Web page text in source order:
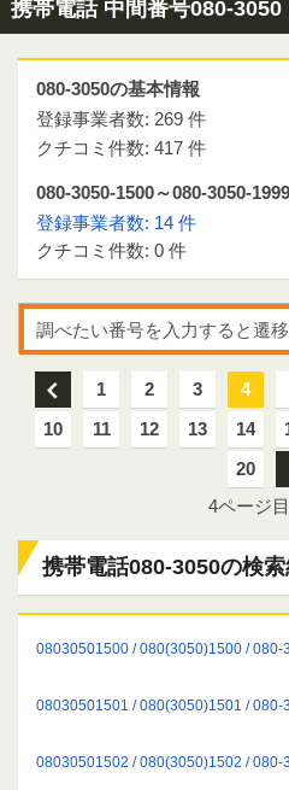
携帯電話 中間番号080-3050
080-3050の基本情報
登録事業者数: 269 件
クチコミ件数: 417 件
080-3050-1500～080-3050-
登録事業者数: 14 件
クチコミ件数: 0 件
前 1 2 3 4
10
11 12 13 14
20
4ページ
携帯電話080-3050の検
08030501500 / 080(3050)1500 / 080-
08030501501 / 080(3050)1501 / 080-
08030501502 / 080(3050)1502 / 080-